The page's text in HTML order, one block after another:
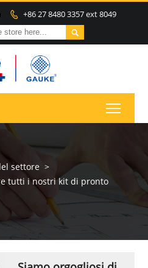
 +86 27 8480 3357 ext 8049

settore >
tutti i nostri kit di pronto